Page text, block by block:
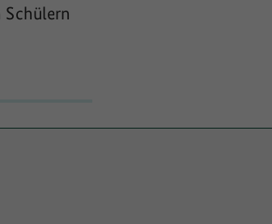
Schülern